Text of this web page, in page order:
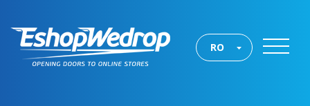
RO